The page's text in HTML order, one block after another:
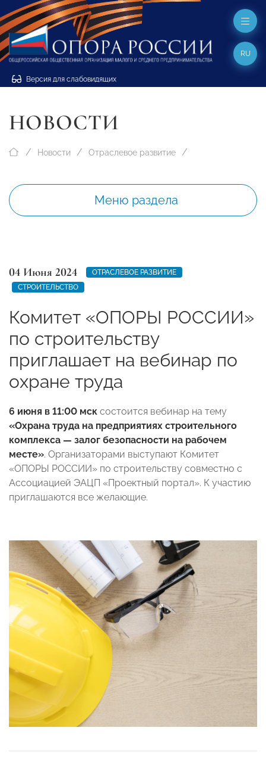
Версия для слабовидящих
RU
НОВОСТИ
Новости Отраслевое развитие
Меню раздела
04 Июня 2024
ОТРАСЛЕВОЕ РАЗВИТИЕ
СТРОИТЕЛЬСТВО
Комитет «ОПОРЫ РОССИИ»
по строительству
приглашает на вебинар по
охране труда
6 июня в 11:00 мск состоится вебинар на тему
«Охрана труда на предприятиях строительного
комплекса — залог безопасности на рабочем
месте». Организаторами выступают Комитет
«ОПОРЫ РОССИИ» по строительству совместно с
Ассоциацией ЭАЦП «Проектный портал». К участию
приглашаются все желающие.